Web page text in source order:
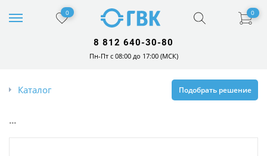
0 0
8 812 640-30-80
Пн-Пт с 08:00 до 17:00 (МСК)
Каталог Подобрать решение
...